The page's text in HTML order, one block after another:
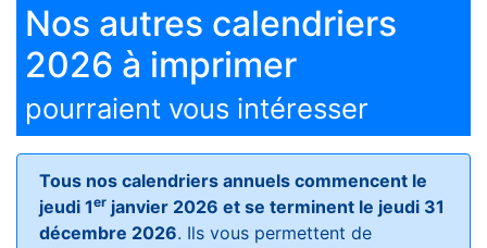
Nos autres calendriers
2026 à imprimer
pourraient vous intéresser
Tous nos calendriers annuels commencent le
jeudi 1er janvier 2026 et se terminent le jeudi 31
décembre 2026. Ils vous permettent de